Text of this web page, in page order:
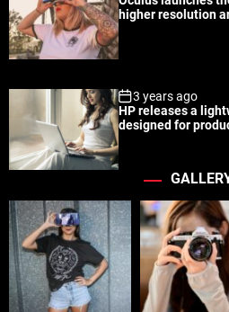
higher resolution
3 years ago
HP releases a
designed for